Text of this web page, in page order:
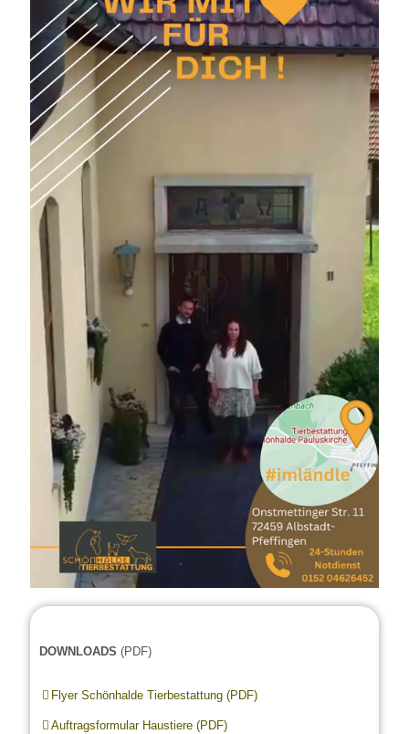
DOWNLOADS (PDF)
Flyer Schönhalde Tierbestattung (PDF)
Auftragsformular Haustiere (PDF)